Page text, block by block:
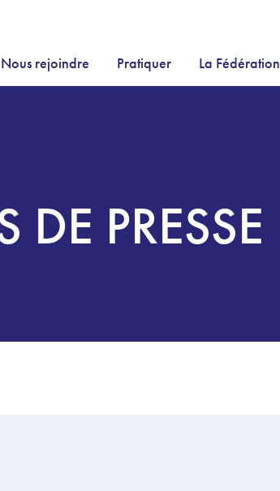
Nous rejoindre Pratiquer La Fédération
PRESSE